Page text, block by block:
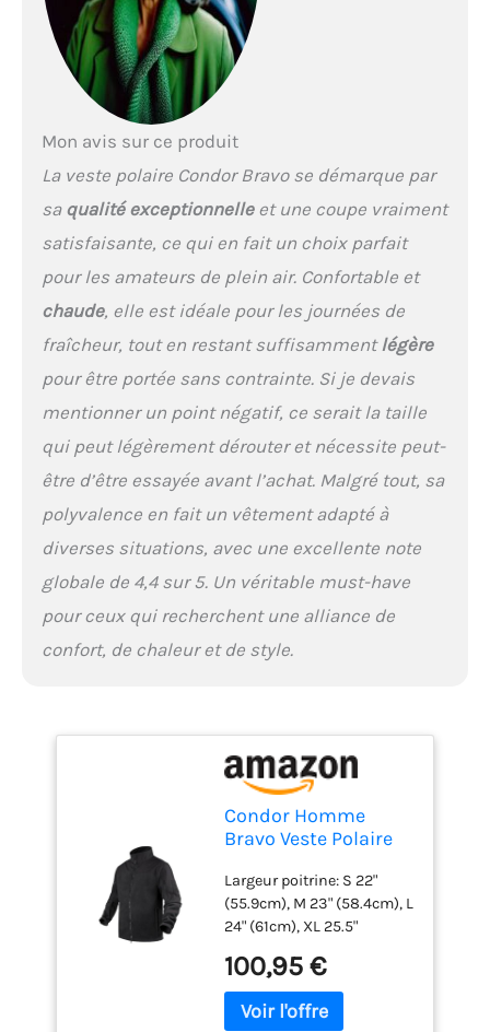
objets. Deux poches
chauffe-mains avec
fermeture à glissière Deux
poches zippées sur le haut
pour le pouce. Ceinture
avec cordon de serrage
pour un meilleur
ajustement Matériau de la
coque : 100% Polyester
micropolaire. Matière
polaire : 100% Polyester
avec envers en mesh
Mon avis sur ce produit
La veste polaire Condor Bravo se démarque par
sa qualité exceptionnelleet une coupe vraiment
satisfaisante, ce qui en fait un choix parfait
pour les amateurs de plein air. Confortable et
chaude, elle est idéale pour les journées de
fraîcheur, tout en restant suffisammentlégère
pour être portée sans contrainte. Si je devais
mentionner un point négatif, ce serait la taille
qui peut légèrement dérouter et nécessite peut-
être d’être essayée avant l’achat. Malgré tout, sa
polyvalence en fait un vêtement adapté à
diverses situations, avec une excellente note
globale de 4,4 sur 5. Un véritable must-have
pour ceux qui recherchent une alliance de
confort, de chaleur et de style.
Condor Homme
Bravo Veste Polaire
Largeur poitrine: S 22"
(55.9cm), M 23" (58.4cm), L
24" (61cm), XL 25.5"
(68.6cm). Veste tactique
en polaire aux propriétés
thermiques
100,95 €